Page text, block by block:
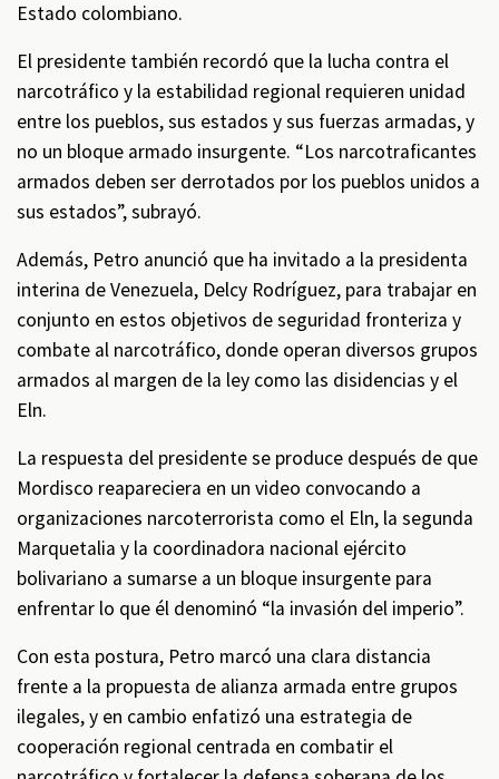
Estado colombiano.
El presidente también recordó que la lucha contra el
narcotráfico y la estabilidad regional requieren unidad
entre los pueblos, sus estados y sus fuerzas armadas, y
no un bloque armado insurgente. “Los narcotraficantes
armados deben ser derrotados por los pueblos unidos a
sus estados”, subrayó.
Además, Petro anunció que ha invitado a la presidenta
interina de Venezuela, Delcy Rodríguez, para trabajar en
conjunto en estos objetivos de seguridad fronteriza y
combate al narcotráfico, donde operan diversos grupos
armados al margen de la ley como las disidencias y el
Eln.
La respuesta del presidente se produce después de que
Mordisco reapareciera en un video convocando a
organizaciones narcoterrorista como el Eln, la segunda
Marquetalia y la coordinadora nacional ejército
bolivariano a sumarse a un bloque insurgente para
enfrentar lo que él denominó “la invasión del imperio”.
Con esta postura, Petro marcó una clara distancia
frente a la propuesta de alianza armada entre grupos
ilegales, y en cambio enfatizó una estrategia de
cooperación regional centrada en combatir el